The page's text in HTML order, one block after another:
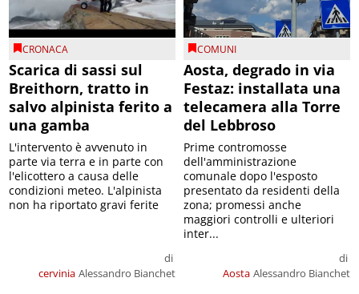
CRONACA
Scarica di sassi sul
Breithorn, tratto in
salvo alpinista ferito a
una gamba
cervinia
di
Alessandro Bianchet
L'intervento è avvenuto in
parte via terra e in parte con
l'elicottero a causa delle
condizioni meteo. L'alpinista
non ha riportato gravi ferite
COMUNI
Aosta, degrado in via
Festaz: installata una
telecamera alla Torre
del Lebbroso
Aosta
di
Alessandro Bianchet
Prime contromosse
dell'amministrazione
comunale dopo l'esposto
presentato da residenti della
zona; promessi anche
maggiori controlli e ulteriori
inter...